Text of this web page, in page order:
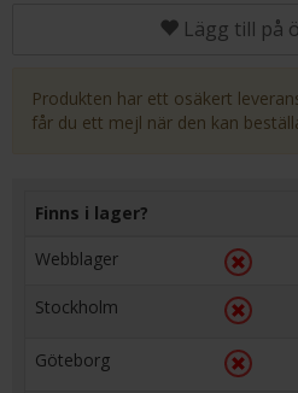
Lägg till på
Produkten har ett osäkert
får du ett mejl när den kan
Finns i lager?
Webblager
Stockholm
Göteborg